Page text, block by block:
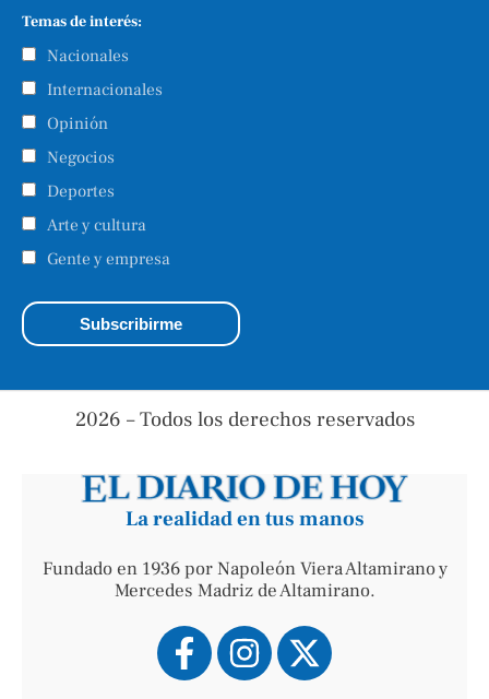
Temas de interés:
Nacionales
Internacionales
Opinión
Negocios
Deportes
Arte y cultura
Gente y empresa
2026 – Todos los derechos reservados
La realidad en tus manos
Fundado en 1936 por Napoleón Viera Altamirano y
Mercedes Madriz de Altamirano.